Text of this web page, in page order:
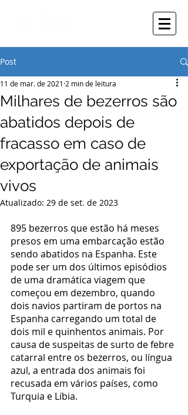
Post
Milhares de bezerros são
abatidos depois de
fracasso em caso de
exportação de animais
vivos
11 de mar. de 2021 2 min de leitura
Atualizado: 29 de set. de 2023
895 bezerros que estão há meses
presos em uma embarcação estão
sendo abatidos na Espanha. Este
pode ser um dos últimos episódios
de uma dramática viagem que
começou em dezembro, quando
dois navios partiram de portos na
Espanha carregando um total de
dois mil e quinhentos animais. Por
causa de suspeitas de surto de febre
catarral entre os bezerros, ou língua
azul, a entrada dos animais foi
recusada em vários países, como
Turquia e Líbia.